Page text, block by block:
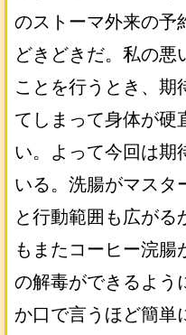
のストーマ外来の予
どきどきだ。私の悪
ことを行うとき、期
てしまって身体が硬
い。よって今回は期
いる。洗腸がマスタ
と行動範囲も広がる
もまたコーヒー浣腸
の解毒ができるよう
か口で言うほど簡単